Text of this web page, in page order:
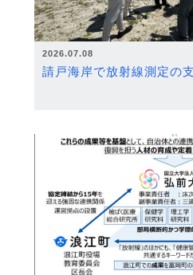
2026.07.08
請戸海岸で放射線測定の